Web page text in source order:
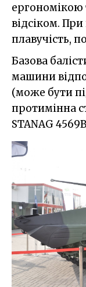
ергономікою
відсіком.
плавучість,
Базова
машини
(може бути
протимінна
STANAG